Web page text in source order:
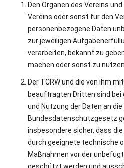
Den Organen des Vereins
Vereins oder sonst für den
personenbezogene Daten
zur jeweiligen
verarbeiten, bekannt zu
machen oder sonst zu nutzen.
Der TCRW und die von ihm
beauftragten Dritten sind bei
und Nutzung der Daten an
Bundesdatenschutzgesetz
insbesondere sicher, dass
durch geeignete technische
Maßnahmen vor der